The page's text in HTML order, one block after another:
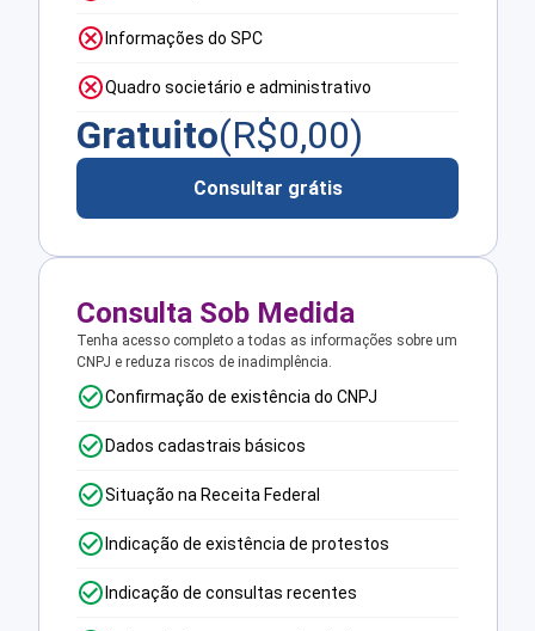
Informações do SPC
Quadro societário e administrativo
Gratuito(R$0,00)
Consultar grátis
Consulta Sob Medida
Tenha acesso completo a todas as informações sobre um
CNPJ e reduza riscos de inadimplência.
Confirmação de existência do CNPJ
Dados cadastrais básicos
Situação na Receita Federal
Indicação de existência de protestos
Indicação de consultas recentes